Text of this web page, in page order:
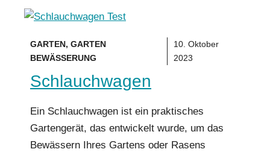
GARTEN, GARTEN
BEWÄSSERUNG
10. Oktober
2023
Schlauchwagen
Ein Schlauchwagen ist ein praktisches
Gartengerät, das entwickelt wurde, um das
Bewässern Ihres Gartens oder Rasens